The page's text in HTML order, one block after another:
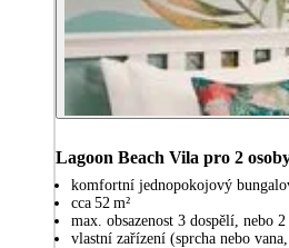
Lagoon Beach Vila pro 2
komfortní jednopokojový
cca 52 m²
max. obsazenost 3 dospělí, nebo
vlastní zařízení (sprcha nebo